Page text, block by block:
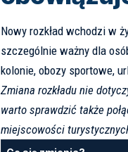
Nowy rozkład wchodzi w
szczególnie ważny dla
kolonie, obozy sportowe,
Zmiana rozkładu nie
warto sprawdzić także
miejscowości